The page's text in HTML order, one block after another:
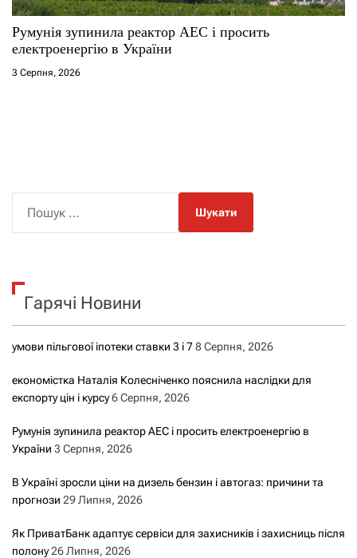
Румунія зупинила реактор АЕС і просить
електроенергію в України
3 Серпня, 2026
к
Гарячі Новини
умови пільгової іпотеки ставки 3 і 78 Серпня, 2026
економістка Наталія Колесніченко пояснила наслідки для
експорту цін і курсу6 Серпня, 2026
Румунія зупинила реактор АЕС і просить електроенергію в
України 3 Серпня, 2026
В Україні зросли ціни на дизель бензин і автогаз: причини та
прогнози 29 Липня, 2026
Як ПриватБанк адаптує сервіси для захисників і захисниць після
полону26 Липня, 2026